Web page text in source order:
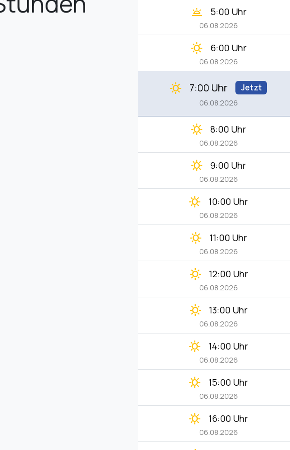
wb_twilight 5:00 Uhr
06.08.2026
clear_day 6:00 Uhr
06.08.2026
clear_day 7:00 Uhr Jetzt
06.08.2026
clear_day 8:00 Uhr
06.08.2026
clear_day 9:00 Uhr
06.08.2026
clear_day 10:00 Uhr
06.08.2026
clear_day 11:00 Uhr
06.08.2026
clear_day 12:00 Uhr
06.08.2026
clear_day 13:00 Uhr
06.08.2026
clear_day 14:00 Uhr
06.08.2026
clear_day 15:00 Uhr
06.08.2026
clear_day 16:00 Uhr
06.08.2026